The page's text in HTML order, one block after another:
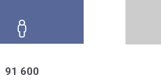
91 600